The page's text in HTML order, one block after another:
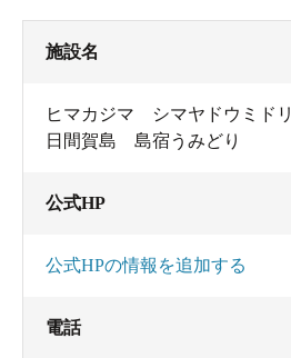
施設名
ヒマカジマ シマヤドウミドリ
日間賀島 島宿うみどり
公式HP
公式HPの情報を追加する
電話